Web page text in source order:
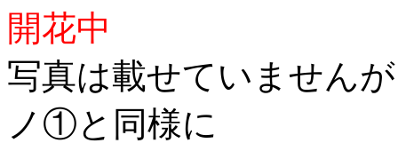
開花中
写真は載せていません
ノ①と同様に